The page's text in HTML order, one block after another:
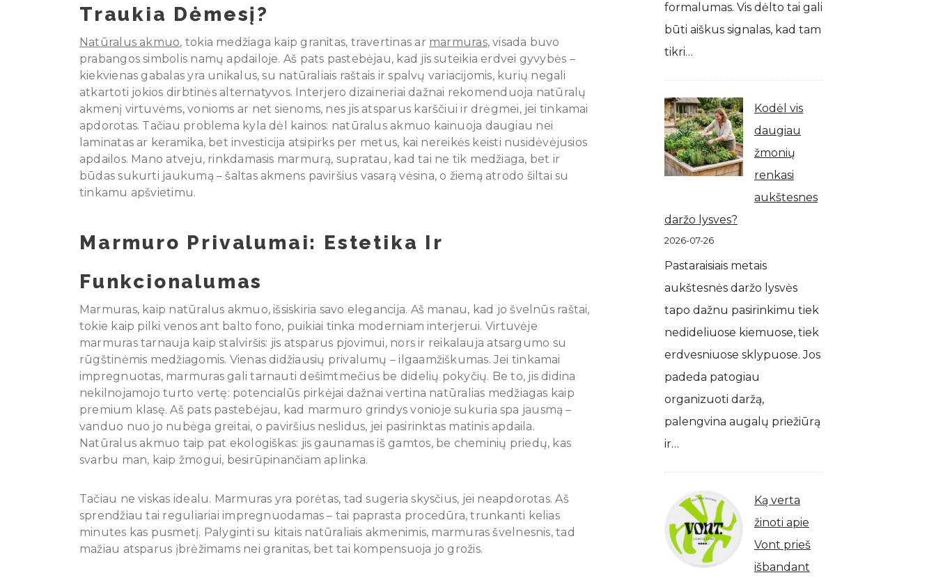
Traukia Dėmesį?
Natūralus akmuo, tokia medžiaga kaip granitas, travertinas ar marmuras, visada buvo
prabangos simbolis namų apdailoje. Aš pats pastebėjau, kad jis suteikia erdvei gyvybės –
kiekvienas gabalas yra unikalus, su natūraliais raštais ir spalvų variacijomis, kurių negali
atkartoti jokios dirbtinės alternatyvos. Interjero dizaineriai dažnai rekomenduoja natūralų
akmenį virtuvėms, vonioms ar net sienoms, nes jis atsparus karščiui ir drėgmei, jei tinkamai
apdorotas. Tačiau problema kyla dėl kainos: natūralus akmuo kainuoja daugiau nei
laminatas ar keramika, bet investicija atsipirks per metus, kai nereikės keisti nusidėvėjusios
apdailos. Mano atveju, rinkdamasis marmurą, supratau, kad tai ne tik medžiaga, bet ir
būdas sukurti jaukumą – šaltas akmens paviršius vasarą vėsina, o žiemą atrodo šiltai su
tinkamu apšvietimu.
Marmuro Privalumai: Estetika Ir
Funkcionalumas
Marmuras, kaip natūralus akmuo, išsiskiria savo elegancija. Aš manau, kad jo švelnūs raštai,
tokie kaip pilki venos ant balto fono, puikiai tinka moderniam interjerui. Virtuvėje
marmuras tarnauja kaip stalviršis: jis atsparus pjovimui, nors ir reikalauja atsargumo su
rūgštinėmis medžiagomis. Vienas didžiausių privalumų – ilgaamžiškumas. Jei tinkamai
impregnuotas, marmuras gali tarnauti dešimtmečius be didelių pokyčių. Be to, jis didina
nekilnojamojo turto vertę: potencialūs pirkėjai dažnai vertina natūralias medžiagas kaip
premium klasę. Aš pats pastebėjau, kad marmuro grindys vonioje sukuria spa jausmą –
vanduo nuo jo nubėga greitai, o paviršius neslidus, jei pasirinktas matinis apdaila.
Natūralus akmuo taip pat ekologiškas: jis gaunamas iš gamtos, be cheminių priedų, kas
svarbu man, kaip žmogui, besirūpinančiam aplinka.
Tačiau ne viskas idealu. Marmuras yra porėtas, tad sugeria skysčius, jei neapdorotas. Aš
sprendžiau tai reguliariai impregnuodamas – tai paprasta procedūra, trunkanti kelias
minutes kas pusmetį. Palyginti su kitais natūraliais akmenimis, marmuras švelnesnis, tad
mažiau atsparus įbrėžimams nei granitas, bet tai kompensuoja jo grožis.
formalumas. Vis dėlto tai gali
būti aiškus signalas, kad tam
tikri…
Kodėl vis
daugiau
žmonių
renkasi
aukštesnes
daržo lysves?
2026-07-26
Pastaraisiais metais
aukštesnės daržo lysvės
tapo dažnu pasirinkimu tiek
nedideliuose kiemuose, tiek
erdvesniuose sklypuose. Jos
padeda patogiau
organizuoti daržą,
palengvina augalų priežiūrą
ir…
Ką verta
žinoti apie
Vont prieš
išbandant